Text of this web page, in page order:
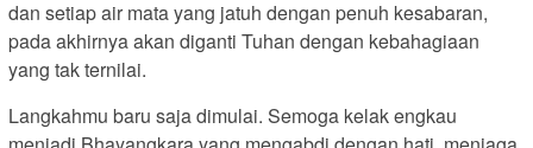
dan setiap air mata yang jatuh dengan penuh kesabaran,
pada akhirnya akan diganti Tuhan dengan kebahagiaan
yang tak ternilai.
Langkahmu baru saja dimulai. Semoga kelak engkau